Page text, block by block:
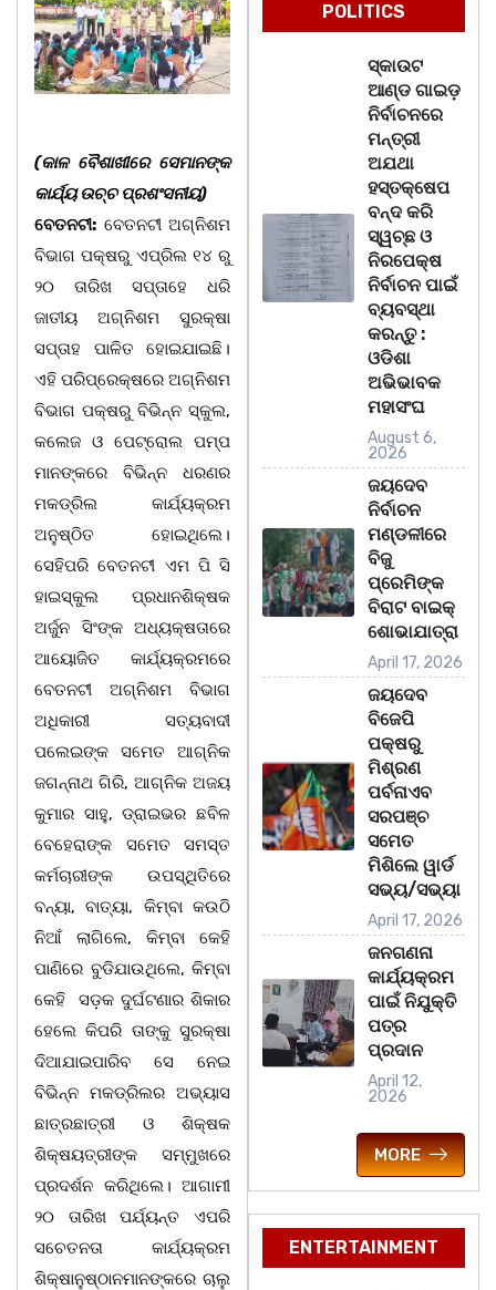
(କାଳ ବୈଶାଖୀରେ ସେମାନଙ୍କ
କାର୍ଯ୍ୟ ଉଚ୍ଚ ପ୍ରଶଂସନୀୟ)
ବେତନଟୀ: ବେତନଟୀ ଅଗ୍ନିଶମ
ବିଭାଗ ପକ୍ଷରୁ ଏପ୍ରିଲ ୧୪ ରୁ
୨୦ ତାରିଖ ସପ୍ତାହେ ଧରି
ଜାତୀୟ ଅଗ୍ନିଶମ ସୁରକ୍ଷା
ସପ୍ତାହ ପାଳିତ ହୋଇଯାଇଛି।
ଏହି ପରିପ୍ରେକ୍ଷରେ ଅଗ୍ନିଶମ
ବିଭାଗ ପକ୍ଷରୁ ବିଭିନ୍ନ ସ୍କୁଲ,
କଲେଜ ଓ ପେଟ୍ରୋଲ ପମ୍ପ
ମାନଙ୍କରେ ବିଭିନ୍ନ ଧରଣର
ମକଡ୍ରିଲ କାର୍ଯ୍ୟକ୍ରମ
ଅନୁଷ୍ଠିତ ହୋଇଥିଲେ।
ସେହିପରି ବେତନଟୀ ଏମ ପି ସି
ହାଇସ୍କୁଲ ପ୍ରଧାନଶିକ୍ଷକ
ଅର୍ଜୁନ ସିଂଙ୍କ ଅଧ୍ୟକ୍ଷତାରେ
ଆୟୋଜିତ କାର୍ଯ୍ୟକ୍ରମରେ
ବେତନଟୀ ଅଗ୍ନିଶମ ବିଭାଗ
ଅଧିକାରୀ ସତ୍ୟବାଦୀ
ପଲେଇଙ୍କ ସମେତ ଆଗ୍ନିକ
ଜଗନ୍ନାଥ ଗିରି, ଆଗ୍ନିକ ଅଜୟ
କୁମାର ସାହୁ, ଡ୍ରାଇଭର ଛବିଳ
ବେହେରାଙ୍କ ସମେତ ସମସ୍ତ
କର୍ମଚାରୀଙ୍କ ଉପସ୍ଥିତିରେ
ବନ୍ୟା, ବାତ୍ୟା, କିମ୍ବା କଉଠି
ନିଆଁ ଲାଗିଲେ, କିମ୍ବା କେହି
ପାଣିରେ ବୁଡିଯାଉଥିଲେ, କିମ୍ବା
କେହି ସଡ଼କ ଦୁର୍ଘଟଣାର ଶିକାର
ହେଲେ କିପରି ତାଙ୍କୁ ସୁରକ୍ଷା
ଦିଆଯାଇପାରିବ ସେ ନେଇ
ବିଭିନ୍ନ ମକଡ୍ରିଲର ଅଭ୍ୟାସ
ଛାତ୍ରଛାତ୍ରୀ ଓ ଶିକ୍ଷକ
ଶିକ୍ଷୟତ୍ରୀଙ୍କ ସମ୍ମୁଖରେ
ପ୍ରଦର୍ଶନ କରିଥିଲେ। ଆଗାମୀ
୨୦ ତାରିଖ ପର୍ଯ୍ୟନ୍ତ ଏପରି
ସଚେତନତା କାର୍ଯ୍ୟକ୍ରମ
ଶିକ୍ଷାନୁଷ୍ଠାନମାନଙ୍କରେ ଚାଲୁ
POLITICS
ସ୍କାଉଟ
ଆଣ୍ଡ ଗାଇଡ଼
ନିର୍ବାଚନରେ
ମନ୍ତ୍ରୀ
ଅଯଥା
ହସ୍ତକ୍ଷେପ
ବନ୍ଦ କରି
ସ୍ୱଚ୍ଛ ଓ
ନିରପେକ୍ଷ
ନିର୍ବାଚନ ପାଇଁ
ବ୍ୟବସ୍ଥା
କରନ୍ତୁ :
ଓଡିଶା
ଅଭିଭାବକ
ମହାସଂଘ
August 6,
2026
ଜୟଦେବ
ନିର୍ବାଚନ
ମଣ୍ଡଳୀରେ
ବିଜୁ
ପ୍ରେମିଙ୍କ
ବିରାଟ ବାଇକ୍
ଶୋଭାଯାତ୍ରା
April 17, 2026
ଜୟଦେବ
ବିଜେପି
ପକ୍ଷରୁ
ମିଶ୍ରଣ
ପର୍ବନାଏବ
ସରପଞ୍ଚ
ସମେତ
ମିଶିଲେ ୱାର୍ଡ
ସଭ୍ୟ/ସଭ୍ୟା
April 17, 2026
ଜନଗଣନା
କାର୍ଯ୍ୟକ୍ରମ
ପାଇଁ ନିଯୁକ୍ତି
ପତ୍ର
ପ୍ରଦାନ
April 12,
2026
MORE
ENTERTAINMENT